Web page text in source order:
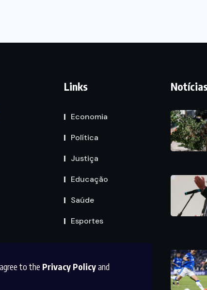
to the Privacy Policyand
Links
Economia
Política
Justiça
Educação
Saúde
Esportes